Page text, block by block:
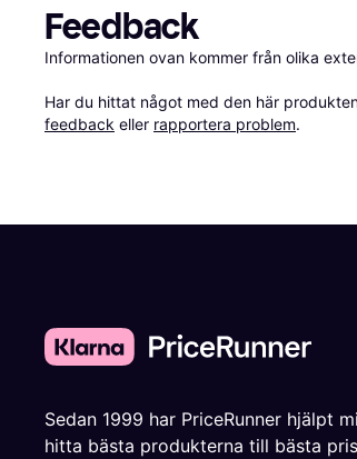
Feedback
Informationen ovan kommer från olika
Har du hittat något med den här
feedback eller rapportera problem.
Sedan 1999 har PriceRunner hjälpt
hitta bästa produkterna till bästa